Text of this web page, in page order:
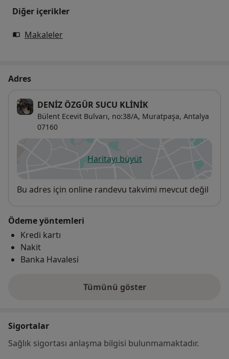
Diğer içerikler
Makaleler
Adres
DENİZ ÖZGÜR SUCU KLİNİK
Bülent Ecevit Bulvarı, no:38/A, Muratpaşa, Antalya
07160
Haritayı büyütyeni bir sekmede açılır
Uygunluk
Bu adres için online randevu takvimi mevcut değil
Ödeme yöntemleri
Kredi kartı
Nakit
Banka Havalesi
Tümünü göster
adres hakkında
Sigortalar
Sağlık sigortası anlaşma bilgisi bulunmamaktadır.